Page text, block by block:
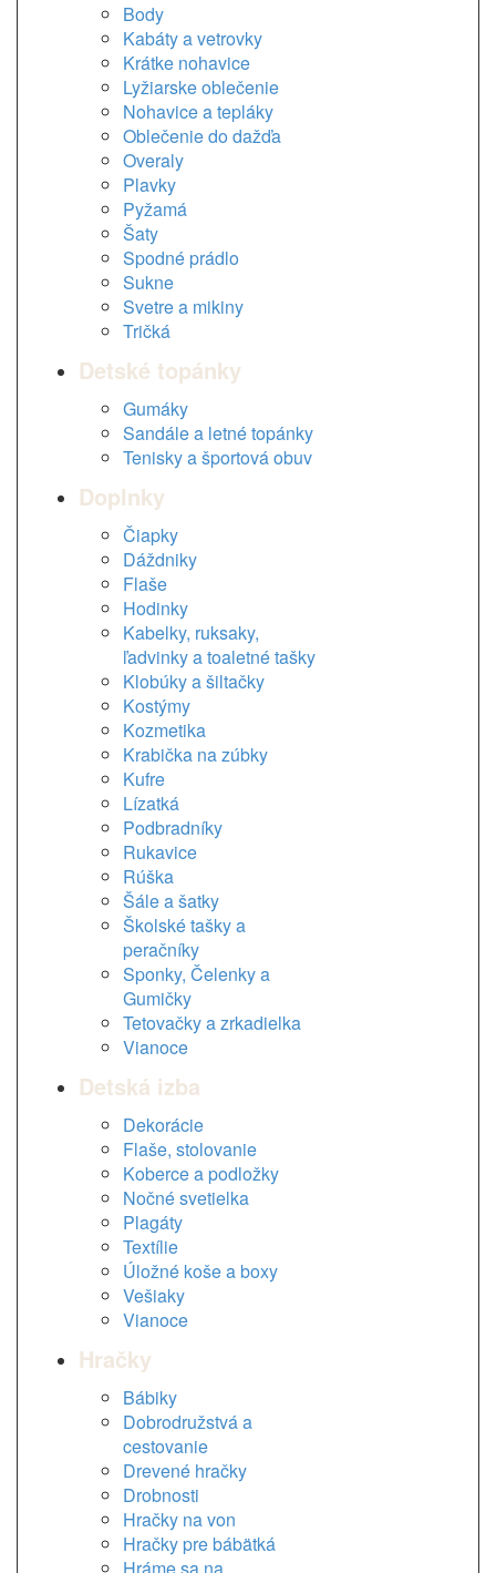
Body
Kabáty a vetrovky
Krátke nohavice
Lyžiarske oblečenie
Nohavice a tepláky
Oblečenie do dažďa
Overaly
Plavky
Pyžamá
Šaty
Spodné prádlo
Sukne
Svetre a mikiny
Tričká
Detské topánky
Gumáky
Sandále a letné topánky
Tenisky a športová obuv
Doplnky
Čiapky
Dáždniky
Flaše
Hodinky
Kabelky, ruksaky,
ľadvinky a toaletné tašky
Klobúky a šiltačky
Kostýmy
Kozmetika
Krabička na zúbky
Kufre
Lízatká
Podbradníky
Rukavice
Rúška
Šále a šatky
Školské tašky a
peračníky
Sponky, Čelenky a
Gumičky
Tetovačky a zrkadielka
Vianoce
Detská izba
Dekorácie
Flaše, stolovanie
Koberce a podložky
Nočné svetielka
Plagáty
Textílie
Úložné koše a boxy
Vešiaky
Vianoce
Hračky
Bábiky
Dobrodružstvá a
cestovanie
Drevené hračky
Drobnosti
Hračky na von
Hračky pre bábätká